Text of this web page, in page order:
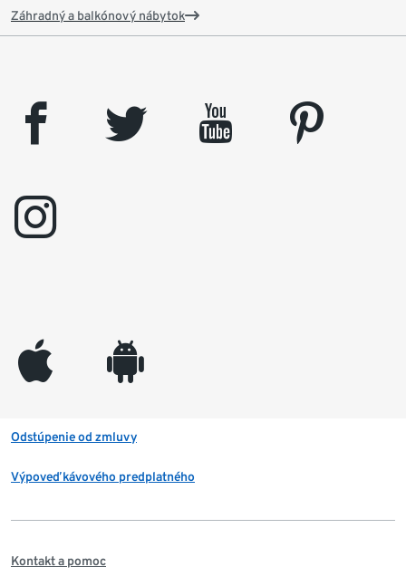
Záhradný a balkónový nábytok
facebook twitter youtube
pinterest
instagram
appleinc android
Odstúpenie od zmluvy
Výpoveď kávového predplatného
Kontakt a pomoc